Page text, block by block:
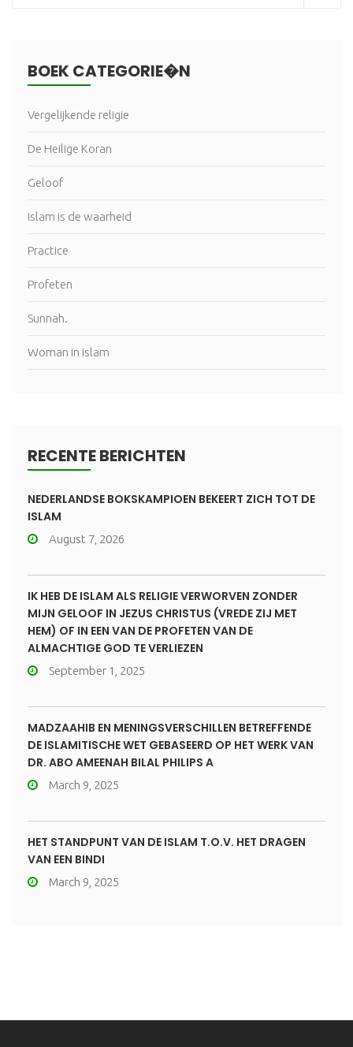
BOEK CATEGORIE�N
Vergelijkende religie
De Heilige Koran
Geloof
Islam is de waarheid
Practice
Profeten
Sunnah.
Woman in islam
RECENTE BERICHTEN
NEDERLANDSE BOKSKAMPIOEN BEKEERT ZICH TOT DE
ISLAM
August 7, 2026
IK HEB DE ISLAM ALS RELIGIE VERWORVEN ZONDER
MIJN GELOOF IN JEZUS CHRISTUS (VREDE ZIJ MET
HEM) OF IN EEN VAN DE PROFETEN VAN DE
ALMACHTIGE GOD TE VERLIEZEN
September 1, 2025
MADZAAHIB EN MENINGSVERSCHILLEN BETREFFENDE
DE ISLAMITISCHE WET GEBASEERD OP HET WERK VAN
DR. ABO AMEENAH BILAL PHILIPS A
March 9, 2025
HET STANDPUNT VAN DE ISLAM T.O.V. HET DRAGEN
VAN EEN BINDI
March 9, 2025